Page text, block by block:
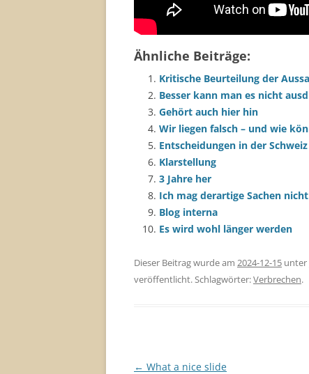
Ähnliche Beiträge:
Kritische Beurteilung der
Besser kann man es nicht
Gehört auch hier hin
Wir liegen falsch – und wie
Entscheidungen in der Schweiz
Klarstellung
3 Jahre her
Ich mag derartige Sachen nicht
Blog interna
Es wird wohl länger werden
Dieser Beitrag wurde am 2024-12-15 unter
veröffentlicht. Schlagwörter:Verbrechen.
Beitragsnavigation
← What a nice slide